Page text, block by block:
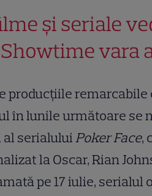
și seriale
vara
producțiile remarcabile
în lunile următoare se
al serialuluiPoker Face,
la Oscar, Rian
pe 17 iulie, serialul